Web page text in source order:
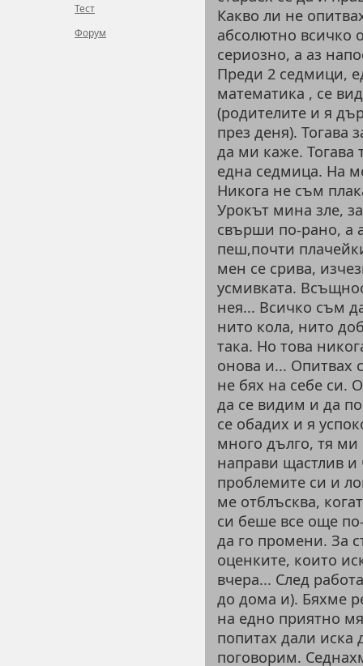
Тест
Форум
Какво ли не
абсолютно всичко
сериозно, а аз
Преди 2 седмици,
математика , се
(родителите и я
през деня). Тогава
да ми каже. Тогава
една седмица. На
Никога не съм
Урокът мина зле,
свърши по-рано, а
пеш,почти
мен се срива,
усмивката.
нея... Всичко съм
нито кола, нито
така. Но това
онова и... Опитвах
не бях на себе си.
да се видим и да
се обадих и я
много дълго, тя
направи щастлив и
проблемите си и
ме отблъсква,
си беше все още
да го промени. За
оценките, които
вчера... След
до дома и). Бяхме
на едно приятно
попитах дали иска
поговорим.